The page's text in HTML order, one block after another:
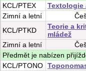
KCL/PTEX
Textologie
Zimní a letní
KCL/PTKD
Teorie a
mládež
Zimní a letní
Předmět je nabízen
KCL/PTONO